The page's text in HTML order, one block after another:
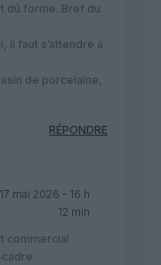
dû forme. Bref du
il faut s’attendre à
de porcelaine,
RÉPONDRE
17 mai 2026 - 16 h
12 min
commercial